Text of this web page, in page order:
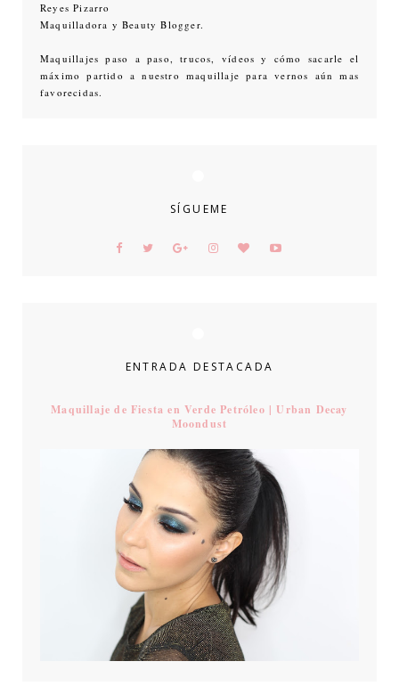
Reyes Pizarro
Maquilladora y Beauty Blogger.
Maquillajes paso a paso, trucos, vídeos y cómo sacarle el
máximo partido a nuestro maquillaje para vernos aún mas
favorecidas.
SÍGUEME
ENTRADA DESTACADA
Maquillaje de Fiesta en Verde Petróleo | Urban Decay
Moondust